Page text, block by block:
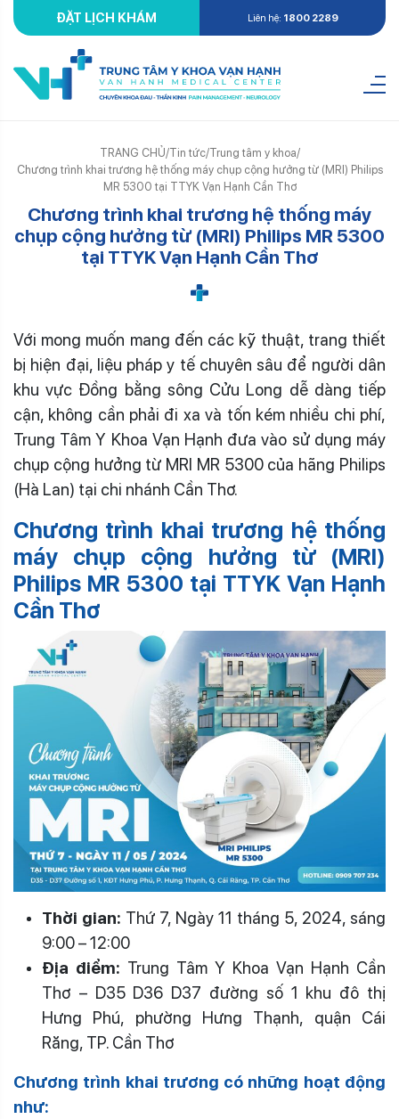
ĐẶT LỊCH KHÁM Liên hệ: 1800 2289
TRANG CHỦ/Tin tức/Trung tâm y khoa/
Chương trình khai trương hệ thống máy chụp cộng hưởng từ (MRI) Philips
MR 5300 tại TTYK Vạn Hạnh Cần Thơ
Chương trình khai trương hệ thống máy
chụp cộng hưởng từ (MRI) Philips MR 5300
tại TTYK Vạn Hạnh Cần Thơ
Với mong muốn mang đến các kỹ thuật, trang thiết
bị hiện đại, liệu pháp y tế chuyên sâu để người dân
khu vực Đồng bằng sông Cửu Long dễ dàng tiếp
cận, không cần phải đi xa và tốn kém nhiều chi phí,
Trung Tâm Y Khoa Vạn Hạnh đưa vào sử dụng máy
chụp cộng hưởng từ MRI MR 5300 của hãng Philips
(Hà Lan) tại chi nhánh Cần Thơ.
Chương trình khai trương hệ thống
máy chụp cộng hưởng từ (MRI)
Philips MR 5300 tại TTYK Vạn Hạnh
Cần Thơ
Thời gian: Thứ 7, Ngày 11 tháng 5, 2024, sáng
9:00 – 12:00
Địa điểm: Trung Tâm Y Khoa Vạn Hạnh Cần
Thơ – D35 D36 D37 đường số 1 khu đô thị
Hưng Phú, phường Hưng Thạnh, quận Cái
Răng, TP. Cần Thơ
Chương trình khai trương có những hoạt động
như: